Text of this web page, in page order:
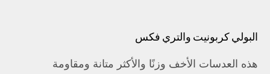
البولي كربونيت والتري فكس
هذه العدسات الأخف وزنًا والأكثر متانة ومقاومة